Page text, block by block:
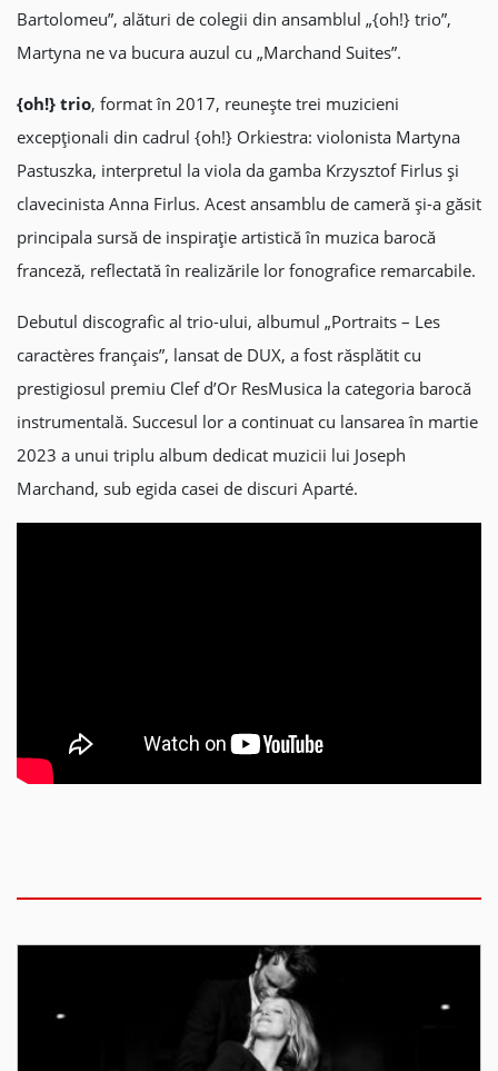
Bartolomeu”, alături de colegii din ansamblul „{oh!} trio”,
Martyna ne va bucura auzul cu „Marchand Suites”.
{oh!} trio, format în 2017, reunește trei muzicieni
excepționali din cadrul {oh!} Orkiestra: violonista Martyna
Pastuszka, interpretul la viola da gamba Krzysztof Firlus și
clavecinista Anna Firlus. Acest ansamblu de cameră și-a găsit
principala sursă de inspirație artistică în muzica barocă
franceză, reflectată în realizările lor fonografice remarcabile.
Debutul discografic al trio-ului, albumul „Portraits – Les
caractères français”, lansat de DUX, a fost răsplătit cu
prestigiosul premiu Clef d’Or ResMusica la categoria barocă
instrumentală. Succesul lor a continuat cu lansarea în martie
2023 a unui triplu album dedicat muzicii lui Joseph
Marchand, sub egida casei de discuri Aparté.